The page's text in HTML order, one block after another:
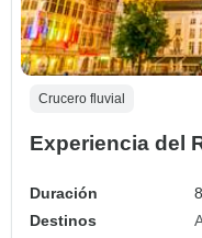
Crucero fluvial
Experiencia del
Duración
Destinos